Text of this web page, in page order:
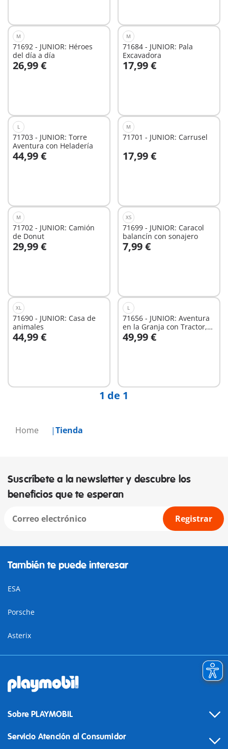
Home Tienda
M
71692 - JUNIOR: Héroes
del día a día
26,99 €
A la cesta
M
71684 - JUNIOR: Pala
Excavadora
17,99 €
A la cesta
L
71703 - JUNIOR: Torre
Aventura con Heladería
44,99 €
A la cesta
M
71701 - JUNIOR: Carrusel
17,99 €
A la cesta
M
71702 - JUNIOR: Camión
de Donut
29,99 €
A la cesta
XS
71699 - JUNIOR: Caracol
balancín con sonajero
7,99 €
A la cesta
XL
71690 - JUNIOR: Casa de
animales
44,99 €
A la cesta
L
71656 - JUNIOR: Aventura
en la Granja con Tractor,
Remolque y Amigos
Animales or JUNIOR:
49,99 €
A la cesta
1 de 1
Suscríbete a la newsletter y descubre los
beneficios que te esperan
Registrar
También te puede interesar
ESA
Porsche
Asterix
Sobre PLAYMOBIL
Servicio Atención al Consumidor